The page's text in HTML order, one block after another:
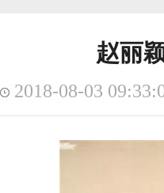
赵丽
2018-08-03